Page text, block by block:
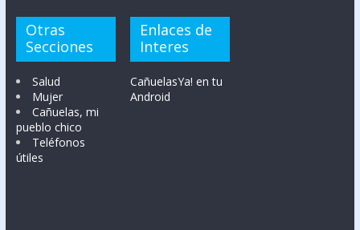
Otras
Secciones
Salud
Mujer
Cañuelas, mi
pueblo chico
Teléfonos
útiles
Enlaces de
Interes
CañuelasYa! en tu
Android